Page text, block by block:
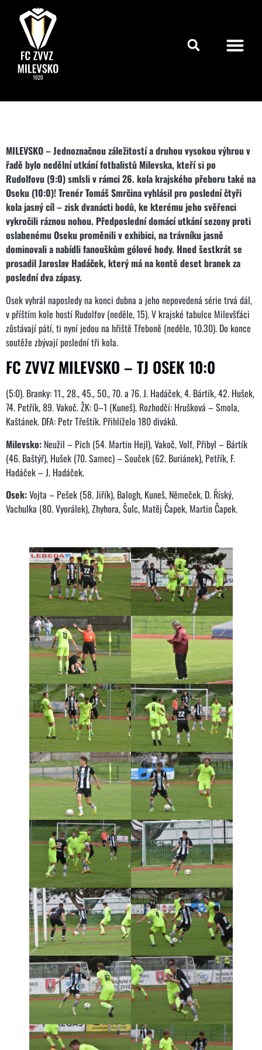
MILEVSKO – Jednoznačnou záležitostí a druhou vysokou výhrou v
řadě bylo nedělní utkání fotbalistů Milevska, kteří si po
Rudolfovu (9:0) smlsli v rámci 26. kola krajského přeboru také na
Oseku (10:0)! Trenér Tomáš Smrčina vyhlásil pro poslední čtyři
kola jasný cíl – zisk dvanácti bodů, ke kterému jeho svěřenci
vykročili ráznou nohou. Předposlední domácí utkání sezony proti
oslabenému Oseku proměnili v exhibici, na trávníku jasně
dominovali a nabídli fanouškům gólové hody. Hned šestkrát se
prosadil Jaroslav Hadáček, který má na kontě deset branek za
poslední dva zápasy.
Osek vyhrál naposledy na konci dubna a jeho nepovedená série trvá dál,
v příštím kole hostí Rudolfov (neděle, 15). V krajské tabulce Milevšťáci
zůstávají pátí, ti nyní jedou na hřiště Třeboně (neděle, 10.30). Do konce
soutěže zbývají poslední tři kola.
FC ZVVZ MILEVSKO – TJ OSEK 10:0
(5:0). Branky: 11., 28., 45., 50., 70. a 76. J. Hadáček, 4. Bártík, 42. Hušek,
74. Petřík, 89. Vakoč. ŽK: 0–1 (Kuneš). Rozhodčí: Hrušková – Smola,
Kaštánek. DFA: Petr Třeštík. Přihlíželo 180 diváků.
Milevsko: Neužil – Pich (54. Martin Hejl), Vakoč, Volf, Přibyl – Bártík
(46. Baštýř), Hušek (70. Samec) – Souček (62. Buriánek), Petřík, F.
Hadáček – J. Hadáček.
Osek:Vojta – Pešek (58. Jiřík), Balogh, Kuneš, Němeček, D. Říský,
Vachulka (80. Vyorálek), Zhyhora, Šulc, Matěj Čapek, Martin Čapek.